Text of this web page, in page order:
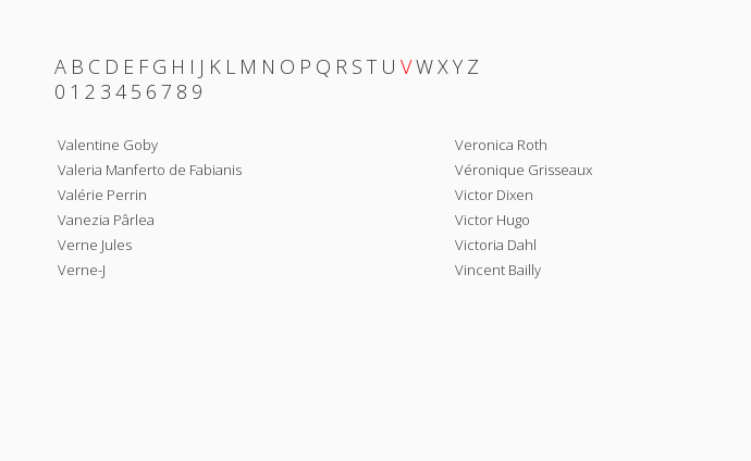
A B C D E F G H I J K L M N O P Q R S T U VWXY Z
0 1 2 3 4 5 6 7 8 9
Valentine Goby
Valeria Manferto de Fabianis
Valérie Perrin
Vanezia Pârlea
Verne Jules
Verne-J
Veronica Roth
Véronique Grisseaux
Victor Dixen
Victor Hugo
Victoria Dahl
Vincent Bailly